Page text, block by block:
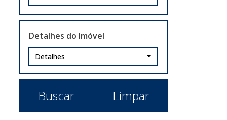
Fátima (1)
Parque Brasília (1)
Parque Granja Esperança (1)
Centro (1)
Novo Esteio (1)
Detalhes do Imóvel
Detalhes
Buscar Limpar